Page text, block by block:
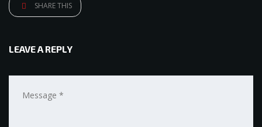
SHARE THIS
LEAVE A REPLY